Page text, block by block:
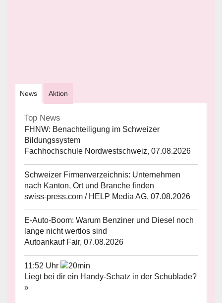
News Aktion
Top News
FHNW: Benachteiligung im Schweizer
Bildungssystem
Fachhochschule Nordwestschweiz, 07.08.2026
Schweizer Firmenverzeichnis: Unternehmen
nach Kanton, Ort und Branche finden
swiss-press.com / HELP Media AG, 07.08.2026
E-Auto-Boom: Warum Benziner und Diesel noch
lange nicht wertlos sind
Autoankauf Fair, 07.08.2026
11:52 Uhr
Liegt bei dir ein Handy-Schatz in der Schublade?
»